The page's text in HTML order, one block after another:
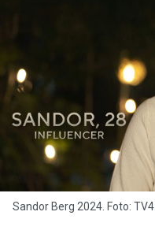
Sandor Berg 2024. Foto: TV4.